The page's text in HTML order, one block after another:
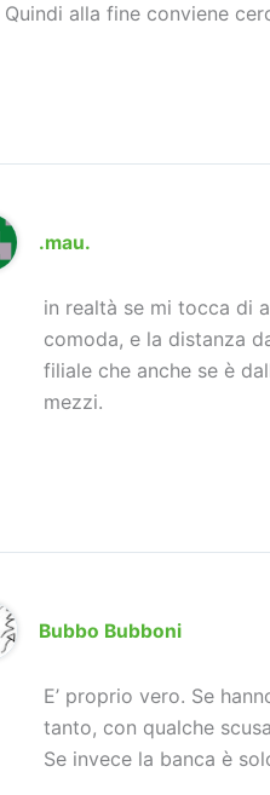
Quindi alla fine conviene
.mau.
in realtà se mi tocca di
comoda, e la distanza
filiale che anche se è
mezzi.
Bubbo Bubboni
E’ proprio vero. Se
tanto, con qualche
Se invece la banca è